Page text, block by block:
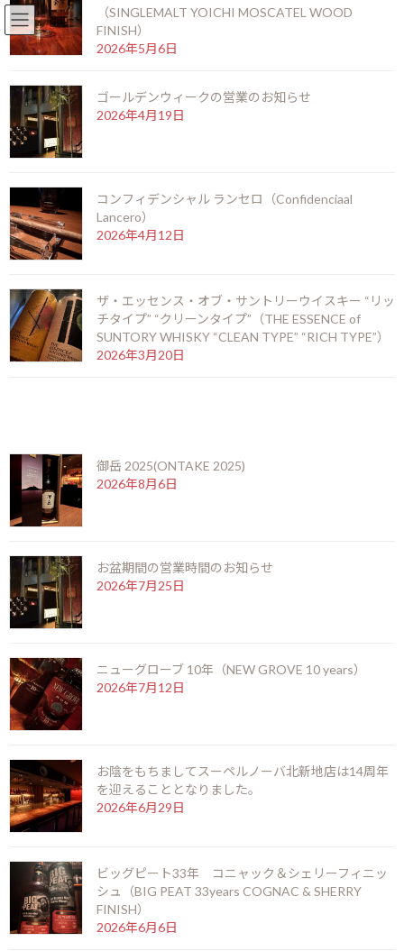
北新地店 06-6346-3377 English
コ
ン
ツ
へ
ッ
プ
ナ
ー
シ
ョ
移
動
お知らせ
HOME お知らせ
小夜曲“セレナー
2019年1月10日
最
終
更
新
2019年1月10日 kamei
“RURIKAKESU RUM ルリカケス”はご存知でしょうか？
ルリカケスは、奄美諸島の徳之島に1949年に創業した黒糖焼酎を
製造する高岡醸造が、1979年に発売開始した日本初のゴールドラ
ムです。パパイヤから自社培養した天然酵母を使った製法で、日本
初のゴールドラムを生み出しました。サトウキビのみを原料とし
て三回蒸留後、オーク樽で熟成させたハンドメイドの純国産熟成
ラム。
（SINGLEMALT YOICHI MOSCATEL WOOD
FINISH）
2026年5月6日
ゴールデンウィークの営業のお知らせ
2026年4月19日
コンフィデンシャル ランセロ（Confidenciaal
Lancero）
2026年4月12日
ザ・エッセンス・オブ・サントリーウイスキー “リッ
チタイプ” “クリーンタイプ”（THE ESSENCE of
SUNTORY WHISKY “CLEAN TYPE” “RICH TYPE”）
2026年3月20日
御岳 2025(ONTAKE 2025)
2026年8月6日
お盆期間の営業時間のお知らせ
2026年7月25日
ニューグローブ 10年（NEW GROVE 10 years）
2026年7月12日
お陰をもちましてスーペルノーバ北新地店は14周年
を迎えることとなりました。
2026年6月29日
ビッグピート33年 コニャック＆シェリーフィニッ
シュ（BIG PEAT 33years COGNAC & SHERRY
FINISH）
2026年6月6日